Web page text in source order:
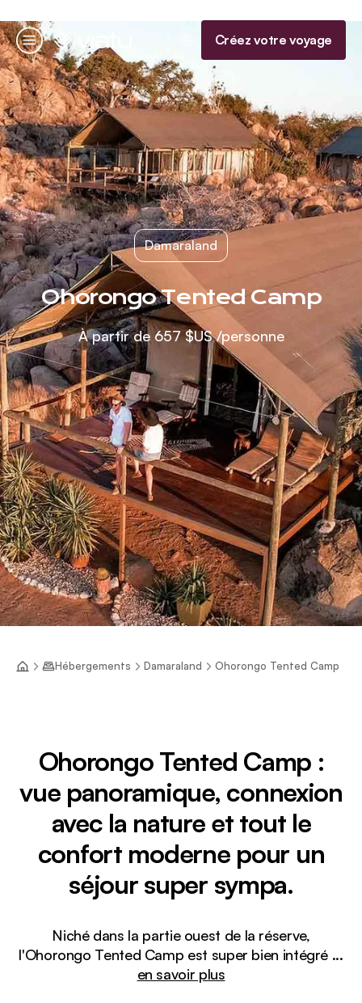
Menu
Accueil Créez votre voyage
Damaraland
Ohorongo Tented Camp
À partir de657 $US/personne
Hébergements Damaraland Ohorongo Tented Camp
Ohorongo Tented Camp :
vue panoramique, connexion
avec la nature et tout le
confort moderne pour un
séjour super sympa.
Niché dans la partie ouest de la réserve,
l'Ohorongo Tented Camp est super bien intégré ...
en savoir plus